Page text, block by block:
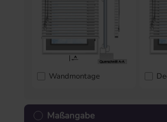
Wandmontage
Maßangabe